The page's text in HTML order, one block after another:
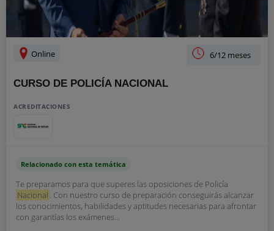
Online 6/12 meses
CURSO DE POLICÍA NACIONAL
ACREDITACIONES
Relacionado con esta temática
Te preparamos para que superes las oposiciones de Policía
Nacional . Con nuestro curso de preparación conseguirás alcanzar
los conocimientos, habilidades y aptitudes necesarias para afrontar
con garantías los exámenes...